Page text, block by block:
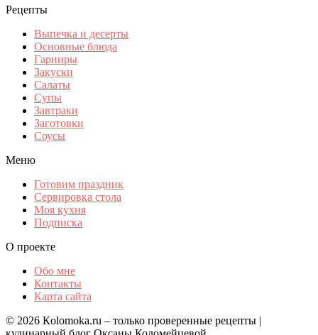
Рецепты
Выпечка и десерты
Основные блюда
Гарниры
Закуски
Салаты
Супы
Завтраки
Заготовки
Соусы
Меню
Готовим праздник
Сервировка стола
Моя кухня
Подписка
О проекте
Обо мне
Контакты
Карта сайта
© 2026 Кolomoka.ru – только проверенные рецепты |